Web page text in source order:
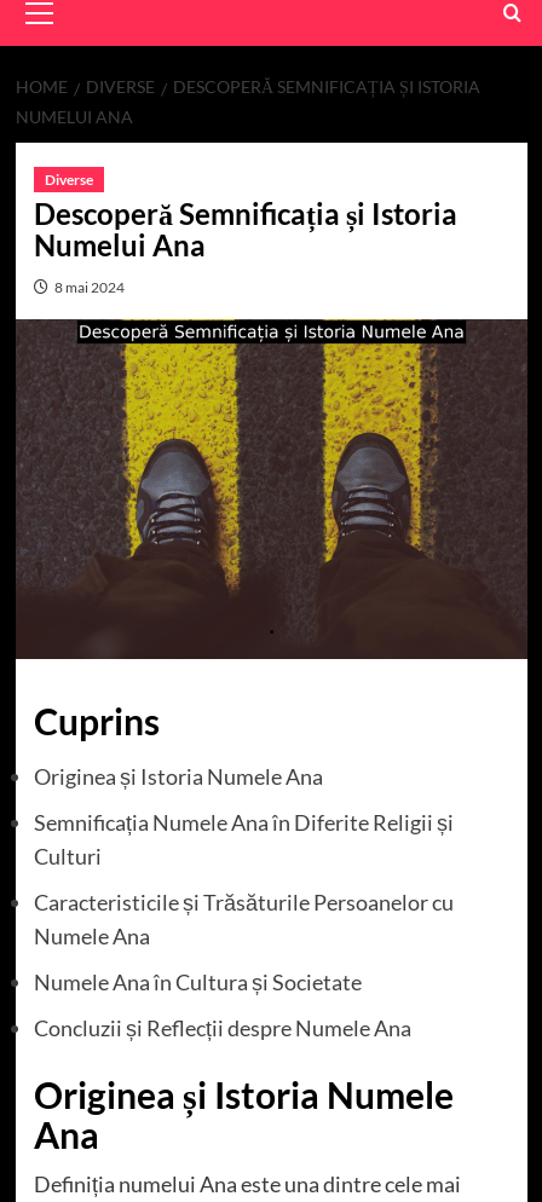
Menu
HOME DIVERSE
DESCOPERĂ SEMNIFICAȚIA ȘI ISTORIA
NUMELUI ANA
Diverse
Descoperă Semnificația și Istoria
Numelui Ana
8 mai 2024
Cuprins
Originea și Istoria Numele Ana
Semnificația Numele Ana în Diferite Religii și
Culturi
Caracteristicile și Trăsăturile Persoanelor cu
Numele Ana
Numele Ana în Cultura și Societate
Concluzii și Reflecții despre Numele Ana
Originea și Istoria Numele
Ana
Definiția numelui Ana este una dintre cele mai